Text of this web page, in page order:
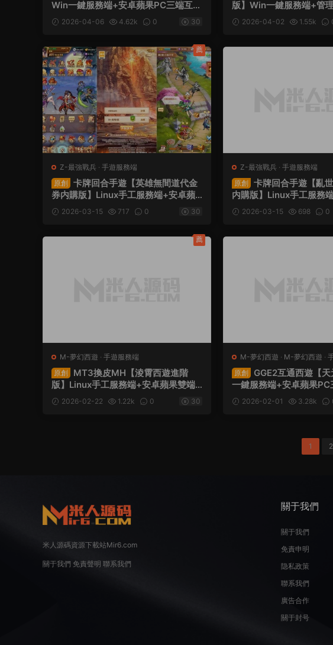
Win一鍵服務端+安卓蘋果PC三端互通
+全套源碼+視頻架設教程
2026-04-06 4.62k 0 30
版】Win一鍵服務端+管
權後台+安卓+全套源碼+
2026-04-02 1.55k
Z-最強戰兵 · 手遊服務端
原創
卡牌回合手遊【英雄無間道代金
券内購版】Linux手工服務端+安卓蘋
果雙端+管理後台+CDK授權後台+全
套源碼+視頻架設教程
2026-03-15 717 0 30
薦
Z-最強戰兵 · 手遊服務端
原創
卡牌回合手遊【亂
内購版】Linux手工服務
雙端+管理後台+CDK授
源碼+視頻架設教程
2026-03-15 698 0
M-夢幻西遊 · 手遊服務端
原創
MT3換皮MH【淩霄西遊進階
版】Linux手工服務端+安卓蘋果雙端+
GM後台+全套源碼+視頻架設教程
2026-02-22 1.22k 0 30
薦
M-夢幻西遊 · M-夢幻西遊 ·
服務端
原創
GGE2互通西遊【
一鍵服務端+安卓蘋果PC
M教程+攻略+全套源碼+
2026-02-01 3.28k
1 2
米人源碼資源下載站Mir6.com
關于我們 免責聲明 聯系我們
關于我們
關于我們
免責申明
隐私政策
聯系我們
廣告合作
關于封号